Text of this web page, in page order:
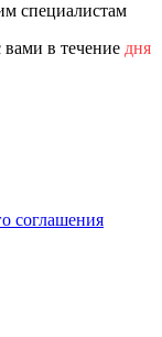
специалистам
вaми в тeчeниe дня
coглaшeния